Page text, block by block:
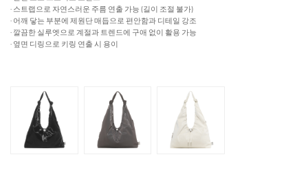
· 스트랩으로 자연스러운 주름 연출 가능 (길이 조절 불가)
· 어깨 닿는 부분에 제원단 매듭으로 편안함과 디테일 강조
· 깔끔한 실루엣으로 계절과 트렌드에 구애 없이 활용 가능
· 옆면 디링으로 키링 연출 시 용이